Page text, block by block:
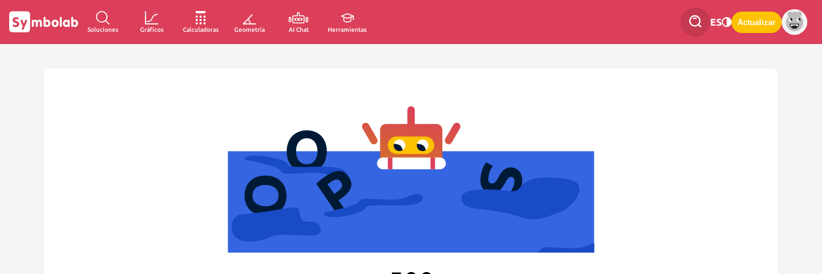
Soluciones Gráficos Calculadoras Geometría AI Chat Herramientas
ES Actualizar